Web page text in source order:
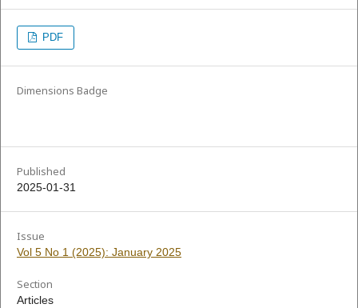
PDF
Dimensions Badge
Published
2025-01-31
Issue
Vol 5 No 1 (2025): January 2025
Section
Articles